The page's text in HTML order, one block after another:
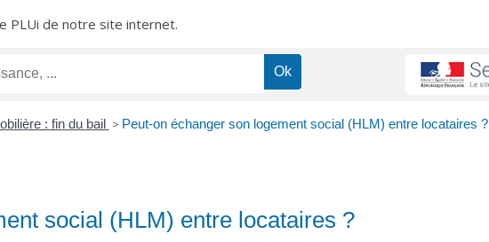
PLUi de notre site internet.
: fin du bail > Peut-on échanger son logement social (HLM) entre locataires ?
social (HLM) entre locataires ?